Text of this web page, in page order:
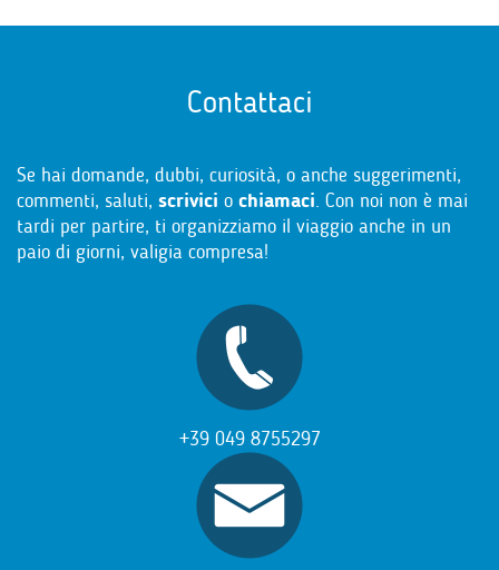
Contattaci
Se hai domande, dubbi, curiosità, o anche suggerimenti,
commenti, saluti, scrivici o chiamaci. Con noi non è mai
tardi per partire, ti organizziamo il viaggio anche in un
paio di giorni, valigia compresa!
+39 049 8755297